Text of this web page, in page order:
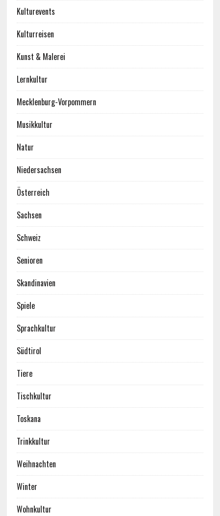
Kulturevents
Kulturreisen
Kunst & Malerei
Lernkultur
Mecklenburg-Vorpommern
Musikkultur
Natur
Niedersachsen
Österreich
Sachsen
Schweiz
Senioren
Skandinavien
Spiele
Sprachkultur
Südtirol
Tiere
Tischkultur
Toskana
Trinkkultur
Weihnachten
Winter
Wohnkultur